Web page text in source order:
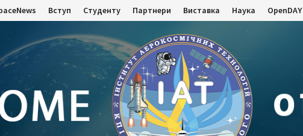
Вступ Студенту Партнери Виставка Наука OpenDAY